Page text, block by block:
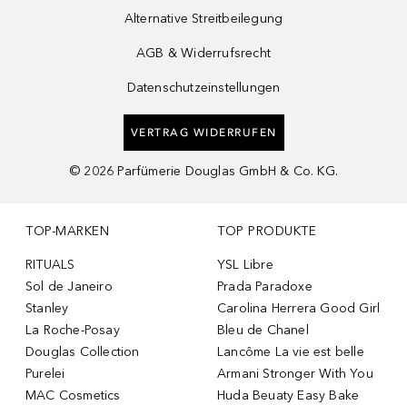
Alternative Streitbeilegung
AGB & Widerrufsrecht
Datenschutzeinstellungen
VERTRAG WIDERRUFEN
© 2026 Parfümerie Douglas GmbH & Co. KG.
TOP-MARKEN
RITUALS
Sol de Janeiro
Stanley
La Roche-Posay
Douglas Collection
Purelei
MAC Cosmetics
TOP PRODUKTE
YSL Libre
Prada Paradoxe
Carolina Herrera Good Girl
Bleu de Chanel
Lancôme La vie est belle
Armani Stronger With You
Huda Beuaty Easy Bake